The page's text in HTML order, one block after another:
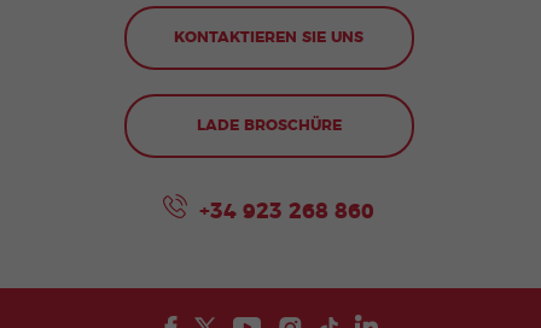
KONTAKTIEREN SIE UNS
LADE BROSCHÜRE
+34 923 268 860